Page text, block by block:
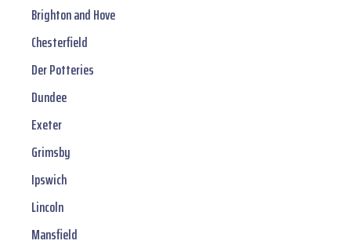
Brighton and Hove
Chesterfield
Der Potteries
Dundee
Exeter
Grimsby
Ipswich
Lincoln
Mansfield